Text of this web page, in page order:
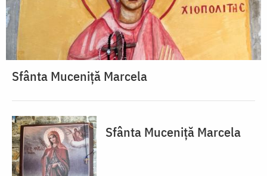
Sfânta Muceniță Marcela
Sfânta Muceniță Marcela